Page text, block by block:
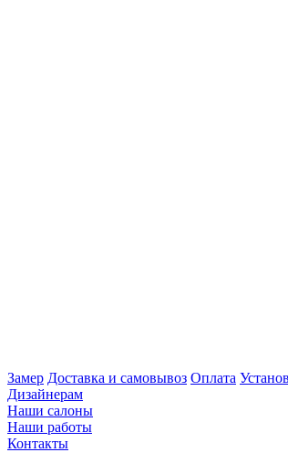
Замер Доставка и самовывоз Оплата
Дизайнерам
Наши салоны
Наши работы
Контакты